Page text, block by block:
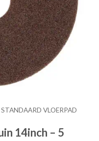
STANDAARD VLOERPAD
14inch – 5